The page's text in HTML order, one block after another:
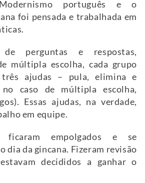
português e o
foi pensada e trabalhada em
perguntas e respostas,
múltipla escolha, cada grupo
ajudas – pula, elimina e
no caso de múltipla escolha,
Essas ajudas, na verdade,
em equipe.
ficaram empolgados e se
dia da gincana. Fizeram revisão
decididos a ganhar o